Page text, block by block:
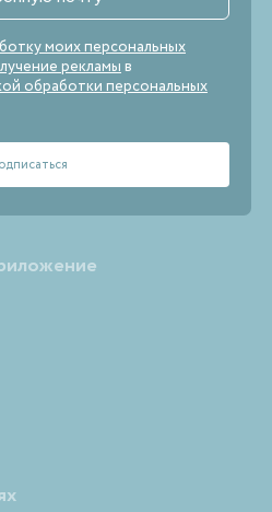
моих персональных
рекламыв
обработки персональных